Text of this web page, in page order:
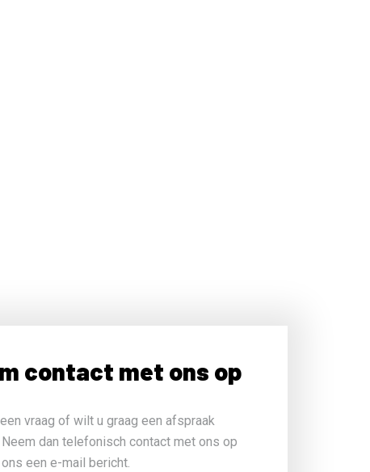
contact met ons op
vraag of wilt u graag een afspraak
dan telefonisch contact met ons op
een e-mail bericht.